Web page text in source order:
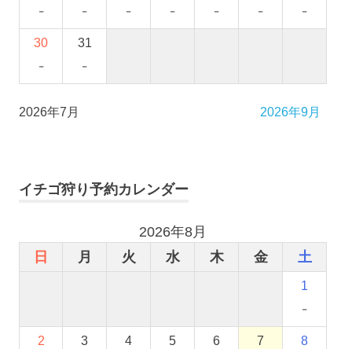
- - - - - - -
30
-
31
-
2026年7月 2026年9月
イチゴ狩り予約カレンダー
2026年8月
日
月 火 水 木 金 土
1
-
2 3 4 5 6 7 8